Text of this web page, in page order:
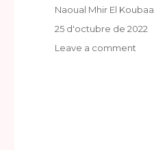
Author
Naoual Mhir El Koubaa
Posted
on
25 d'octubre de 2022
Leave a comment